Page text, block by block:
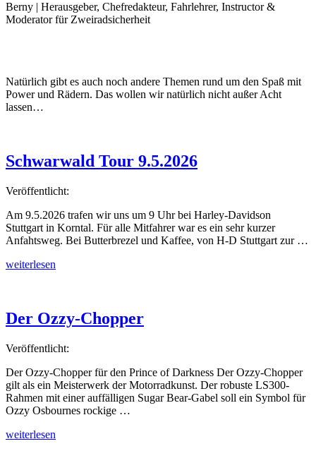
Berny | Herausgeber, Chefredakteur, Fahrlehrer, Instructor &
Moderator für Zweiradsicherheit
Natürlich gibt es auch noch andere Themen rund um den Spaß mit
Power und Rädern. Das wollen wir natürlich nicht außer Acht
lassen…
Schwarwald Tour 9.5.2026
Veröffentlicht:
Am 9.5.2026 trafen wir uns um 9 Uhr bei Harley-Davidson
Stuttgart in Korntal. Für alle Mitfahrer war es ein sehr kurzer
Anfahtsweg. Bei Butterbrezel und Kaffee, von H-D Stuttgart zur …
„Schwarwald
weiterlesen
Der Ozzy-Chopper
Veröffentlicht:
Der Ozzy-Chopper für den Prince of Darkness Der Ozzy-Chopper
gilt als ein Meisterwerk der Motorradkunst. Der robuste LS300-
Rahmen mit einer auffälligen Sugar Bear-Gabel soll ein Symbol für
Ozzy Osbournes rockige …
„Der
weiterlesen